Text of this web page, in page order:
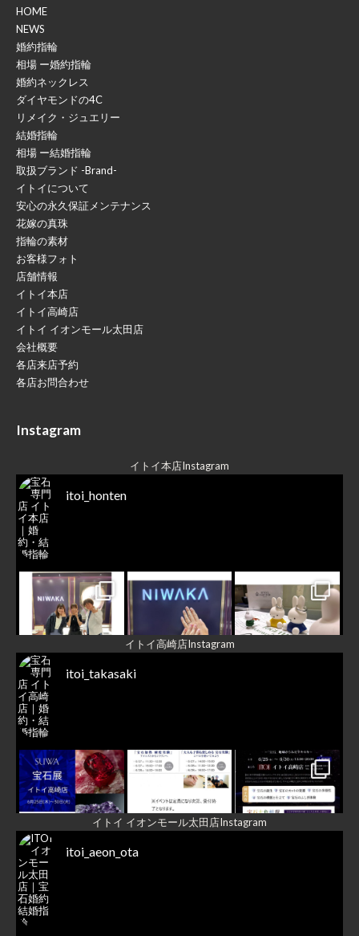
HOME
NEWS
婚約指輪
相場 ー婚約指輪
婚約ネックレス
ダイヤモンドの4C
リメイク・ジュエリー
結婚指輪
相場 ー結婚指輪
取扱ブランド -Brand-
イトイについて
安心の永久保証メンテナンス
花嫁の真珠
指輪の素材
お客様フォト
店舗情報
イトイ本店
イトイ高崎店
イトイ イオンモール太田店
会社概要
各店来店予約
各店お問合わせ
Instagram
イトイ本店Instagram
itoi_honten
イトイ高崎店Instagram
itoi_takasaki
イトイ イオンモール太田店Instagram
itoi_aeon_ota